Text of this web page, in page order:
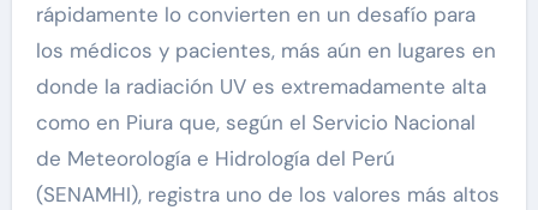
rápidamente lo convierten en un desafío para
los médicos y pacientes, más aún en lugares en
donde la radiación UV es extremadamente alta
como en Piura que, según el Servicio Nacional
de Meteorología e Hidrología del Perú
(SENAMHI), registra uno de los valores más altos